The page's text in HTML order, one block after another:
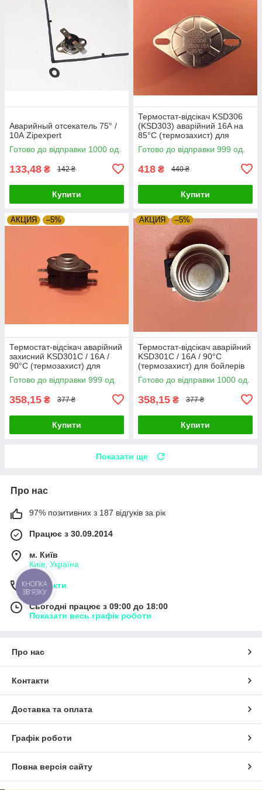
Аварийный отсекатель 75° /
10А Zipexpert
Готово до відправки 1000 од.
133,48 ₴ 142 ₴
Купити
Термостат-відсікач KSD306
(KSD303) аварійний 16A на
85°С (термозахист) для
бойлерів ATT, Garanterm,
Thermex Zipexpert
Готово до відправки 999 од.
418 ₴ 440 ₴
Купити
АКЦИЯ –5%
Термостат-відсікач аварійний
захисний KSD301C / 16А /
90°С (термозахист) для
бойлерів Gorenje Китай
Zipexpert
Готово до відправки 999 од.
358,15 ₴ 377 ₴
Купити
АКЦИЯ –5%
Термостат-відсікач аварійний
KSD301C / 16А / 90°С
(термозахист) для бойлерів
Electrolux, Termal Китай
Zipexpert
Готово до відправки 1000 од.
358,15 ₴ 377 ₴
Купити
Показати ще
Про нас
97% позитивних з 187 відгуків за рік
Працює з 30.09.2014
м. Київ
Київ, Україна
Контакти
Сьогодні працює з 09:00 до 18:00
Показати весь графік роботи
Про нас
Контакти
Доставка та оплата
Графік роботи
Повна версія сайту
КНОПКА
ЗВ'ЯЗКУ